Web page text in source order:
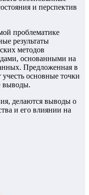
и перспектив
проблематике
результаты
методов
основанными на
Предложенная в
учесть основные точки
выводы.
делаются выводы о
и его влиянии на